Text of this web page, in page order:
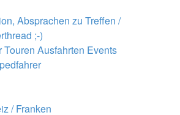
Absprachen zu Treffen /
;-)
Ausfahrten Events
/ Franken